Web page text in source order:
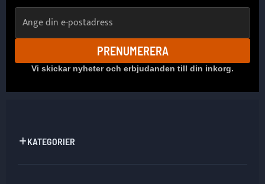
PRENUMERERA
Vi skickar nyheter och erbjudanden till din inkorg.
KATEGORIER